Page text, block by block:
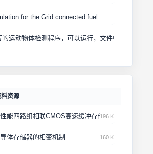
for the Grid connected fuel
运动物体检测程序，可以运行，文件中有例图.
资源
能四路组相联CMOS高速缓冲存储器
196 K
体存储器的相变机制 160 K